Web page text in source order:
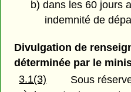
b) dans les 60 jours
indemnité de
Divulgation de
déterminée par le
3.1(3)
Sous